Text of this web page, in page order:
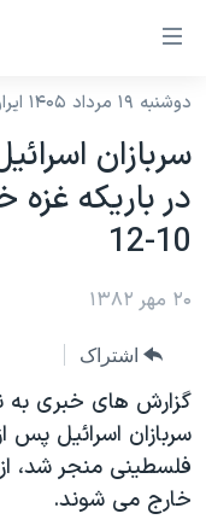
لینکهای
دسترسی
جهش
محتوای
اصلی
به
صفحه
جهش
به
جستجو
نسخه سبک
موضوع ها
آمریکا
جهان
ورزشی
گزیده‌ها
ویژه برنامه‌ها
ویدیوها
برنامه های تلویزیونی
جدول برنامه ها
صفحه‌های ویژه
جام جهانی ۲۰۲۶
عملیات خشم حماسی
۲۵۰سالگی آمریکا
بایگانی برنامه‌های
فرکانس‌های صدای
پخش رادیویی
یادگیری زبان انگلیسی
دوشنبه ۱۹ مرداد ۱۴۰۵ ایران ۱۲:۲۳
سربازان
10-12
۲۰ مهر ۱۳۸۲
اشتراک
گزارش های خبری به
فلسطينی منجر شد، از
خارج می شوند.